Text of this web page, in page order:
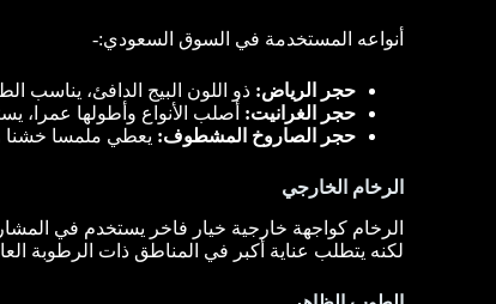
أنواعه المستخدمة في السوق السعودي:-
حجر الرياض: ذو اللون البيج الدافئ، يناسب
حجر الغرانيت: أصلب الأنواع وأطولها عمرا،
حجر الصاروخ المشطوف: يعطي ملمسا خشنا
الرخام الخارجي
الرخام كواجهة خارجية خيار فاخر يستخدم في
لكنه يتطلب عناية أكبر في المناطق ذات الرطوبة